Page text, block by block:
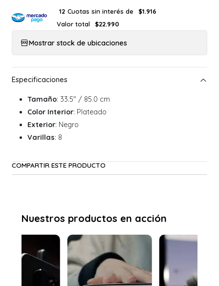
12 Cuotas sin interés de
$1.916
Valor total
$22.990
Mostrar stock de ubicaciones
Tamaño: 33.5" / 85.0 cm
Color Interior: Plateado
Exterior: Negro
Varillas: 8
COMPARTIR ESTE PRODUCTO